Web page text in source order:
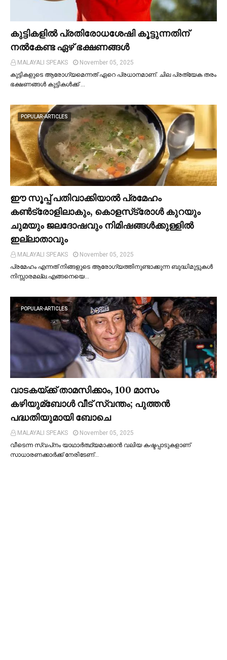
കുട്ടികളില്‍ പ്രതിരോധശേഷി കൂട്ടുന്നതിന്
നല്‍കേണ്ട ഏഴ് ഭക്ഷണങ്ങള്‍
MALAYALI SPEAKS
November 05, 2025
കുട്ടികളുടെ ആരോഗ്യമെന്നത് ഏറെ പ്രധാനമാണ്. ചില പ്രത്യേക തരം
ഭക്ഷണങ്ങള്‍ കുട്ടികള്‍ക്ക് …
POPULAR-ARTICLES
ഈ സൂപ്പ് പതിവാക്കിയാല്‍ പ്രമേഹം
കണ്‍ട്രോളിലാകും, കൊളസ്‌ട്രോള്‍ കുറയും
ചുമയും ജലദോഷവും നിമിഷങ്ങള്‍ക്കുള്ളില്‍
ഇല്ലാതാവും
MALAYALI SPEAKS
November 05, 2025
പ്രമേഹം എന്നത് നിങ്ങളുടെ ആരോഗ്യത്തിനുണ്ടാക്കുന്ന ബുദ്ധിമുട്ടുകള്‍
നിസ്സാരമല്ല.എങ്ങനെയെ…
POPULAR-ARTICLES
വാടകയ്ക്ക് താമസിക്കാം, 100 മാസം
കഴിയുമ്ബോള്‍ വീട് സ്വന്തം; പുത്തന്‍
പദ്ധതിയുമായി ബോചെ
MALAYALI SPEAKS
November 05, 2025
വീടെന്ന സ്വപ്‌നം യാഥാര്‍ത്ഥ്യമാക്കാന്‍ വലിയ കഷ്ടപ്പാടുകളാണ്
സാധാരണക്കാര്‍ക്ക് നേരിടേണ്…